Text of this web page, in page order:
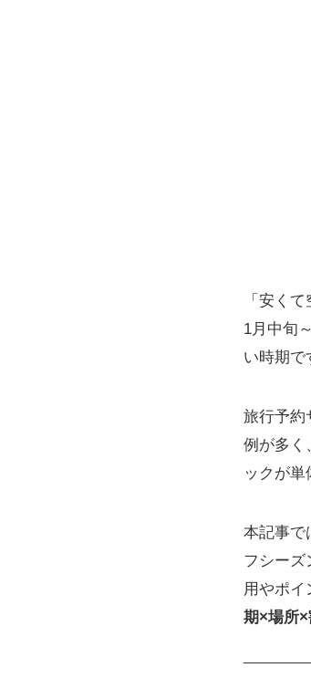
「安く
1月中旬
い時期で
旅行予約
例が多く
ックが単
本記事で
フシーズ
用やポイ
期×場所×